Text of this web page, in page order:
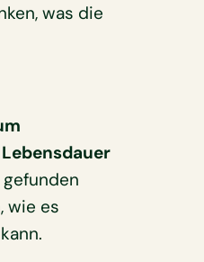
was die
wie es